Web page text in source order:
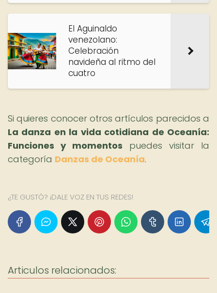
El Aguinaldo
venezolano:
Celebración
navideña al ritmo del
cuatro
Si quieres conocer otros artículos parecidos a
La danza en la vida cotidiana de Oceanía:
Funciones y momentos puedes visitar la
categoría Danzas de Oceanía.
¿TE GUSTÓ? ¡DALE VOZ EN TUS REDES!
Articulos relacionados: